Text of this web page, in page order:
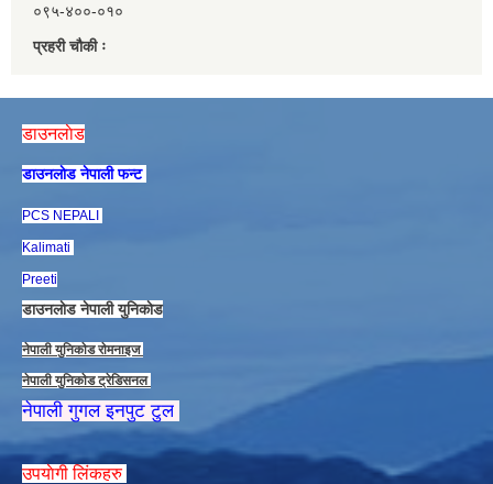
०९५-४००-०१०
प्रहरी चौकी ः
डाउनलाेड
डाउनलाेड नेपाली फन्ट
PCS NEPALI
Kalimati
Preeti
डाउनलाेड नेपाली युनिकाेड
नेपाली युनिकाेड राेमनाइज
नेपाली युनिकाेड ट्रेडिसनल
नेपाली गुगल इनपुट टुल
उपयाेगी लिंकहरु